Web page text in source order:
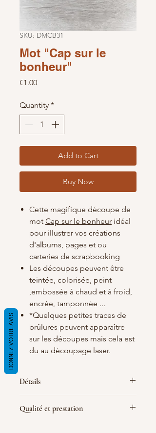
SKU: DMCB31
Mot "Cap sur le
bonheur"
€1.00Price
Quantity *
Add to Cart
Buy Now
Cette magifique découpe de
mot Cap sur le bonheur idéal
pour illustrer vos créations
d'albums, pages et ou
carteries de scrapbooking
Les découpes peuvent être
teintée, colorisée, peint
,embossée à chaud et à froid,
encrée, tamponnée ...
*Quelques petites traces de
brûlures peuvent apparaître
sur les découpes mais cela est
du au découpage laser.
Détails
1.5 d'épaisseur
Qualité et prestation
DONNEZ VOTRE AVIS